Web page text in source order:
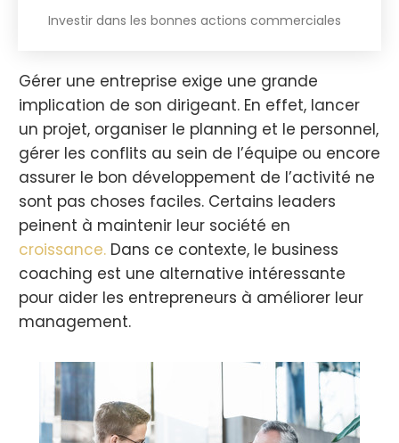
Investir dans les bonnes actions commerciales
Gérer une entreprise exige une grande
implication de son dirigeant. En effet, lancer
un projet, organiser le planning et le personnel,
gérer les conflits au sein de l’équipe ou encore
assurer le bon développement de l’activité ne
sont pas choses faciles. Certains leaders
peinent à maintenir leur société en
croissance. Dans ce contexte, le business
coaching est une alternative intéressante
pour aider les entrepreneurs à améliorer leur
management.